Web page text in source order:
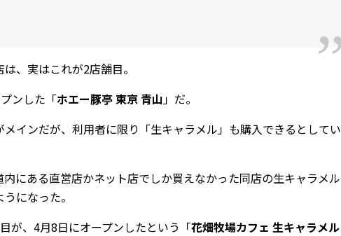
、実はこれが2店舗目。
ンした「ホエー豚亭 東京 青山」だ。
インだが、利用者に限り「生キャラメル」も購入できるとしてい
にある直営店かネット店でしか買えなかった同店の生キャラメル
になった。
が、4月8日にオープンしたという「花畑牧場カフェ 生キャラメル